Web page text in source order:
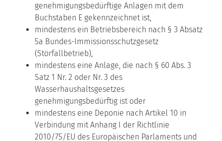
genehmigungsbedürftige Anlagen mit dem
Buchstaben E gekennzeichnet ist,
mindestens ein Betriebsbereich nach § 3 Absatz
5a Bundes-Immissionsschutzgesetz
(Störfallbetrieb),
mindestens eine Anlage, die nach § 60 Abs. 3
Satz 1 Nr. 2 oder Nr. 3 des
Wasserhaushaltsgesetzes
genehmigungsbedürftig ist oder
mindestens eine Deponie nach Artikel 10 in
Verbindung mit Anhang I der Richtlinie
2010/75/EU des Europäischen Parlaments und